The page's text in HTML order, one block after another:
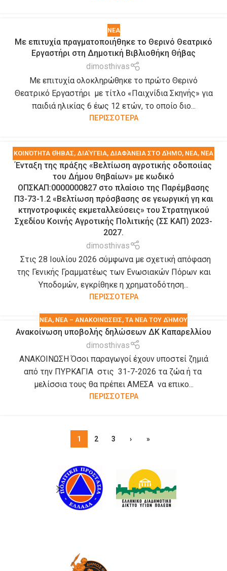
ΝΕΑ
Με επιτυχία πραγματοποιήθηκε το Θερινό Θεατρικό
Εργαστήρι στη Δημοτική Βιβλιοθήκη Θήβας
dimosthivas
Με επιτυχία ολοκληρώθηκε το πρώτο Θερινό
Θεατρικό Εργαστήρι με τίτλο «Παιχνίδια Σκηνής» για
παιδιά ηλικίας 6 έως 12 ετών, το οποίο διο...
ΠΕΡΙΣΣΟΤΕΡΑ
KΟΙΝΌΤΗΤΑ ΘΉΒΑΣ, ΔΙΑΎΓΕΙΑ, ΔΙΑΦΆΝΕΙΑ ΣΤΟ ΔΉΜΟ, ΝΕΑ, ΝΈΑ
– ΑΝΑΚΟΙΝΏΣΕΙΣ,ΤΑ ΝΈΑ ΤΟΥ ΔΉΜΟΥ
Ένταξη της πράξης «Βελτίωση αγροτικής οδοποιίας
του Δήμου Θηβαίων» με κωδικό
ΟΠΣΚΑΠ:0000000827 στο πλαίσιο της Παρέμβασης
Π3-73-1.2 «Βελτίωση πρόσβασης σε γεωργική γη και
κτηνοτροφικές εκμεταλλεύσεις» του Στρατηγικού
Σχεδίου Κοινής Αγροτικής Πολιτικής (ΣΣ ΚΑΠ) 2023-
2027.
dimosthivas
Στις 28 Ιουλίου 2026 σύμφωνα με σχετική απόφαση
της Γενικής Γραμματέως των Ενωσιακών Πόρων και
Υποδομών, εγκρίθηκε η χρηματοδότηση...
ΠΕΡΙΣΣΟΤΕΡΑ
ΝΕΑ, ΝΈΑ – ΑΝΑΚΟΙΝΏΣΕΙΣ, ΤΑ ΝΈΑ ΤΟΥ ΔΉΜΟΥ
Ανακοίνωση υποβολής δηλώσεων ΔΚ Καπαρελλίου
dimosthivas
ΑΝΑΚΟΙΝΩΣΗ Όσοι παραγωγοί έχουν υποστεί ζημιά
από την ΠΥΡΚΑΓΙΑ στις 31-7-2026 τα ζώα ή τα
μελίσσια τους θα πρέπει ΑΜΕΣΑ να επικο...
ΠΕΡΙΣΣΟΤΕΡΑ
1 2 3 › »